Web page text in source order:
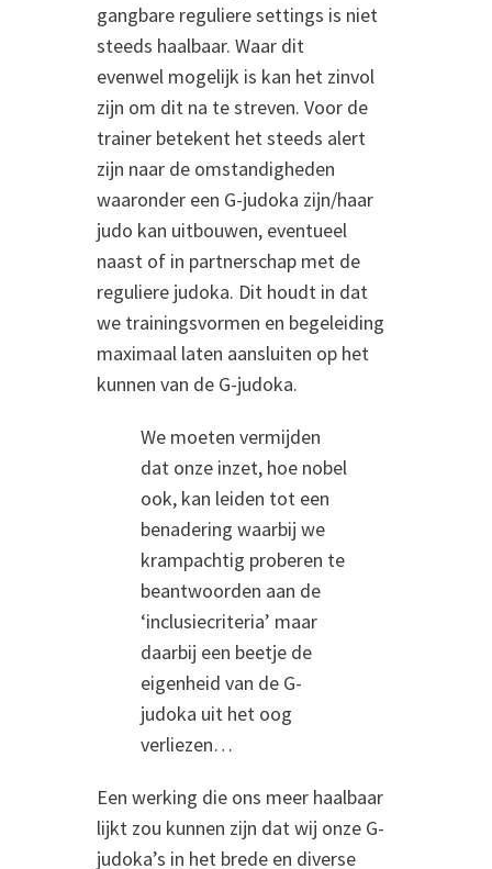
gangbare reguliere settings is niet
steeds haalbaar. Waar dit
evenwel mogelijk is kan het zinvol
zijn om dit na te streven. Voor de
trainer betekent het steeds alert
zijn naar de omstandigheden
waaronder een G-judoka zijn/haar
judo kan uitbouwen, eventueel
naast of in partnerschap met de
reguliere judoka. Dit houdt in dat
we trainingsvormen en begeleiding
maximaal laten aansluiten op het
kunnen van de G-judoka.
We moeten vermijden
dat onze inzet, hoe nobel
ook, kan leiden tot een
benadering waarbij we
krampachtig proberen te
beantwoorden aan de
‘inclusiecriteria’ maar
daarbij een beetje de
eigenheid van de G-
judoka uit het oog
verliezen…
Een werking die ons meer haalbaar
lijkt zou kunnen zijn dat wij onze G-
judoka’s in het brede en diverse